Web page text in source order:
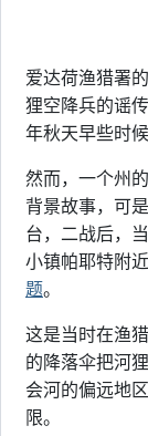
爱达荷渔猎署
狸空降兵的谣
年秋天早些时
然而，一个州
背景故事，可
台，二战后，
小镇帕耶特附
题。
这是当时在渔
的降落伞把河
会河的偏远地
限。